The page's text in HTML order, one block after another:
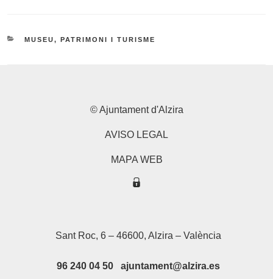
CATEGORIES
MUSEU, PATRIMONI I TURISME
© Ajuntament d'Alzira
AVISO LEGAL
MAPA WEB
Sant Roc, 6 – 46600, Alzira – València
96 240 04 50 ajuntament@alzira.es